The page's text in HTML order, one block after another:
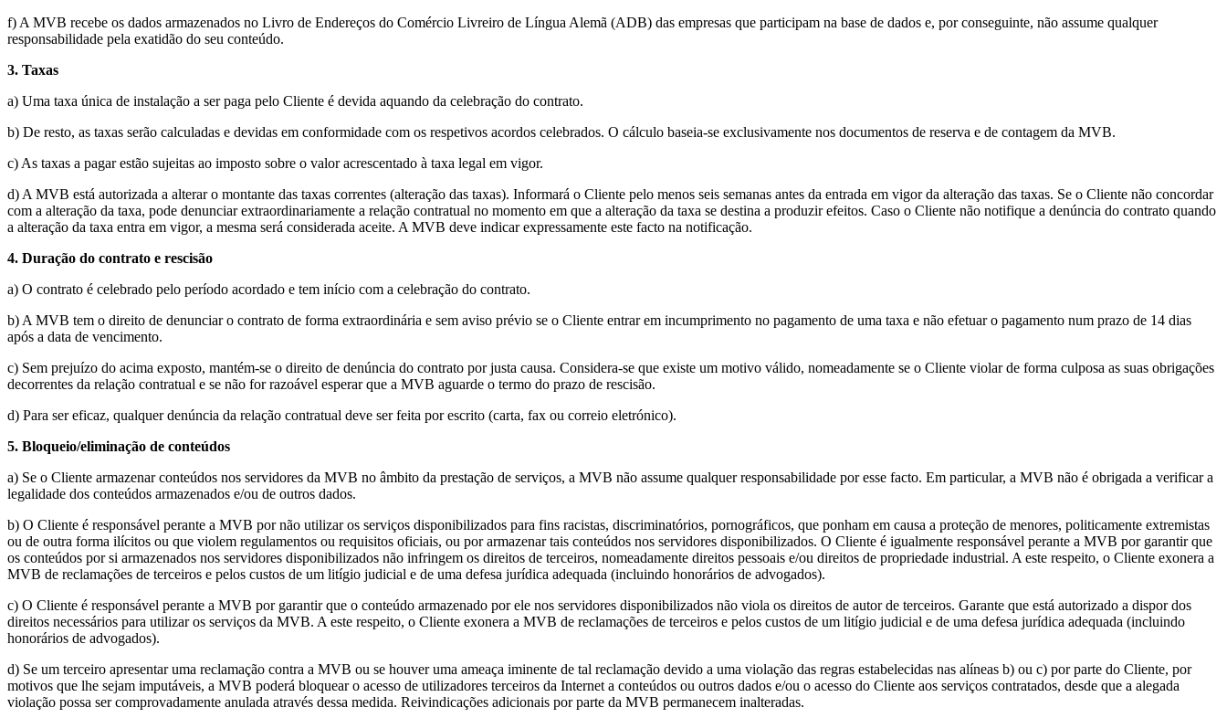
f) A MVB recebe os dados armazenados no Livro de Endereços do Comércio Livreiro de Língua Alemã (ADB) das empresas que participam na base de dados e, por conseguinte, não assume qualquer
responsabilidade pela exatidão do seu conteúdo.
3. Taxas
a) Uma taxa única de instalação a ser paga pelo Cliente é devida aquando da celebração do contrato.
b) De resto, as taxas serão calculadas e devidas em conformidade com os respetivos acordos celebrados. O cálculo baseia-se exclusivamente nos documentos de reserva e de contagem da MVB.
c) As taxas a pagar estão sujeitas ao imposto sobre o valor acrescentado à taxa legal em vigor.
d) A MVB está autorizada a alterar o montante das taxas correntes (alteração das taxas). Informará o Cliente pelo menos seis semanas antes da entrada em vigor da alteração das taxas. Se o Cliente não concordar
com a alteração da taxa, pode denunciar extraordinariamente a relação contratual no momento em que a alteração da taxa se destina a produzir efeitos. Caso o Cliente não notifique a denúncia do contrato quando
a alteração da taxa entra em vigor, a mesma será considerada aceite. A MVB deve indicar expressamente este facto na notificação.
4. Duração do contrato e rescisão
a) O contrato é celebrado pelo período acordado e tem início com a celebração do contrato.
b) A MVB tem o direito de denunciar o contrato de forma extraordinária e sem aviso prévio se o Cliente entrar em incumprimento no pagamento de uma taxa e não efetuar o pagamento num prazo de 14 dias
após a data de vencimento.
c) Sem prejuízo do acima exposto, mantém-se o direito de denúncia do contrato por justa causa. Considera-se que existe um motivo válido, nomeadamente se o Cliente violar de forma culposa as suas obrigações
decorrentes da relação contratual e se não for razoável esperar que a MVB aguarde o termo do prazo de rescisão.
d) Para ser eficaz, qualquer denúncia da relação contratual deve ser feita por escrito (carta, fax ou correio eletrónico).
5. Bloqueio/eliminação de conteúdos
a) Se o Cliente armazenar conteúdos nos servidores da MVB no âmbito da prestação de serviços, a MVB não assume qualquer responsabilidade por esse facto. Em particular, a MVB não é obrigada a verificar a
legalidade dos conteúdos armazenados e/ou de outros dados.
b) O Cliente é responsável perante a MVB por não utilizar os serviços disponibilizados para fins racistas, discriminatórios, pornográficos, que ponham em causa a proteção de menores, politicamente extremistas
ou de outra forma ilícitos ou que violem regulamentos ou requisitos oficiais, ou por armazenar tais conteúdos nos servidores disponibilizados. O Cliente é igualmente responsável perante a MVB por garantir que
os conteúdos por si armazenados nos servidores disponibilizados não infringem os direitos de terceiros, nomeadamente direitos pessoais e/ou direitos de propriedade industrial. A este respeito, o Cliente exonera a
MVB de reclamações de terceiros e pelos custos de um litígio judicial e de uma defesa jurídica adequada (incluindo honorários de advogados).
c) O Cliente é responsável perante a MVB por garantir que o conteúdo armazenado por ele nos servidores disponibilizados não viola os direitos de autor de terceiros. Garante que está autorizado a dispor dos
direitos necessários para utilizar os serviços da MVB. A este respeito, o Cliente exonera a MVB de reclamações de terceiros e pelos custos de um litígio judicial e de uma defesa jurídica adequada (incluindo
honorários de advogados).
d) Se um terceiro apresentar uma reclamação contra a MVB ou se houver uma ameaça iminente de tal reclamação devido a uma violação das regras estabelecidas nas alíneas b) ou c) por parte do Cliente, por
motivos que lhe sejam imputáveis, a MVB poderá bloquear o acesso de utilizadores terceiros da Internet a conteúdos ou outros dados e/ou o acesso do Cliente aos serviços contratados, desde que a alegada
violação possa ser comprovadamente anulada através dessa medida. Reivindicações adicionais por parte da MVB permanecem inalteradas.